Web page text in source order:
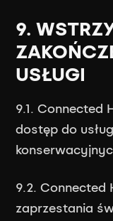
9.
USŁUGI
9.1. Connected
dostęp do
9.2. Connected
zaprzestania